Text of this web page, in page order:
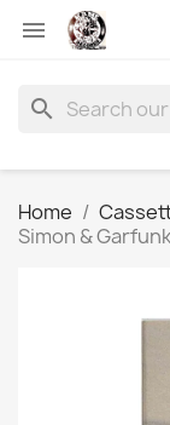

search
Home
Simon &